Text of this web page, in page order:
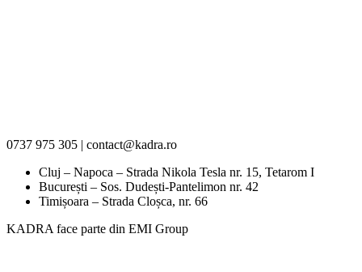
0737 975 305 | contact@kadra.ro
Cluj – Napoca – Strada Nikola Tesla nr. 15, Tetarom I
București – Sos. Dudești-Pantelimon nr. 42
Timișoara – Strada Cloșca, nr. 66
KADRA face parte din EMI Group